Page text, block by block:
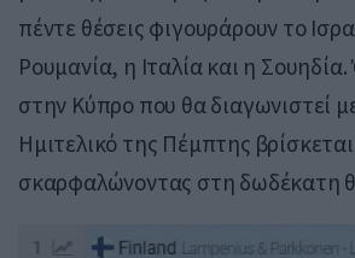
πέντε θέσεις φιγουράρουν το
Ρουμανία, η Ιταλία και η
στην Κύπρο που θα διαγωνιστεί
Ημιτελικό της Πέμπτης
σκαρφαλώνοντας στη δωδέκατη